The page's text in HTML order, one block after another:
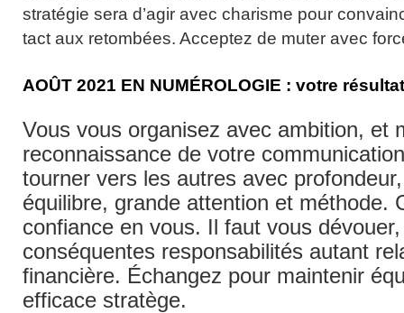
stratégie sera d’agir avec charisme pour
tact aux retombées. Acceptez de muter avec
AOÛT 2021 EN NUMÉROLOGIE : votre
Vous vous organisez avec ambition, et
reconnaissance de votre
tourner vers les autres avec
équilibre, grande attention et méthode.
confiance en vous. Il faut vous
conséquentes responsabilités autant
financière. Échangez pour maintenir
efficace stratège.